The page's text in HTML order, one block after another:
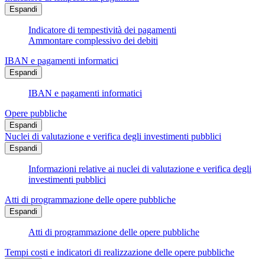
Espandi
Indicatore di tempestività dei pagamenti
Ammontare complessivo dei debiti
IBAN e pagamenti informatici
Espandi
IBAN e pagamenti informatici
Opere pubbliche
Espandi
Nuclei di valutazione e verifica degli investimenti pubblici
Espandi
Informazioni relative ai nuclei di valutazione e verifica degli
investimenti pubblici
Atti di programmazione delle opere pubbliche
Espandi
Atti di programmazione delle opere pubbliche
Tempi costi e indicatori di realizzazione delle opere pubbliche